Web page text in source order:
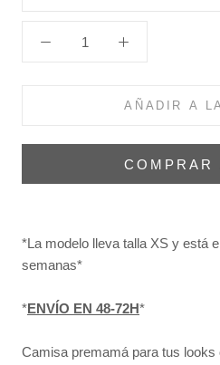
AÑADIR A
COMPRAR
*La modelo lleva talla XS y está
semanas*
*ENVÍO EN 48-72H*
Camisa premamá para tus looks